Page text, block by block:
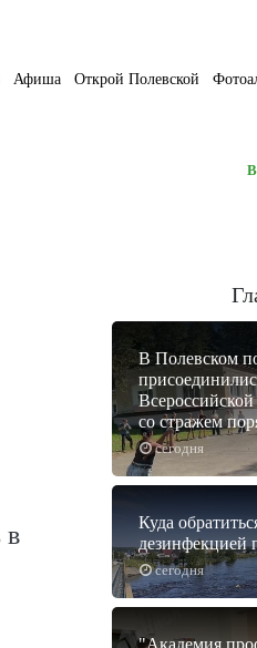
Афиша Открой Полевской
в
сегодня
В Полевском
со стражем
сегодня
Куда
дезинфекцией